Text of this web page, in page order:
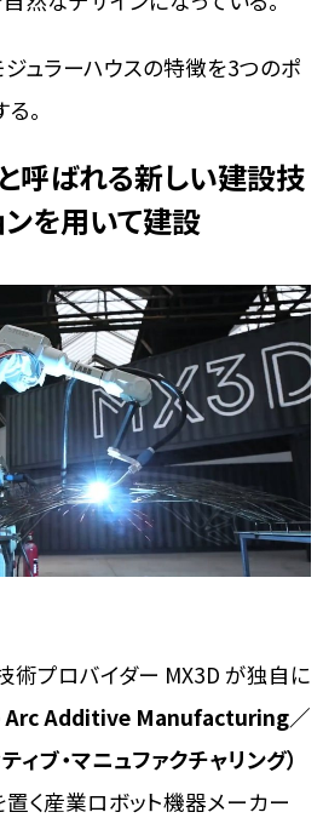
ュラーハウスの特徴を3つのポ
。
と呼ばれる新しい建設技
を用いて建設
術プロバイダー MX3D が独自に
Arc Additive Manufacturing／
ィブ・マニュファクチャリング）
置く産業ロボット機器メーカー